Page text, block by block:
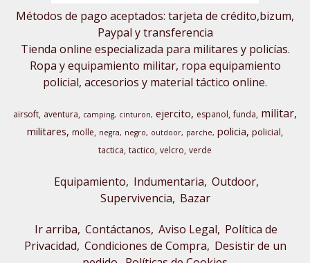
Métodos de pago aceptados: tarjeta de crédito,bizum,
Paypal y transferencia
Tienda online especializada para militares y policías.
Ropa y equipamiento militar, ropa equipamiento
policial, accesorios y material táctico online.
airsoft aventura camping cinturon ejercito espanol funda militar
militares molle negra negro outdoor parche policia policial
tactica tactico velcro verde
Equipamiento Indumentaria Outdoor,
Supervivencia Bazar
Ir arriba Contáctanos Aviso Legal Política de
Privacidad Condiciones de Compra Desistir de un